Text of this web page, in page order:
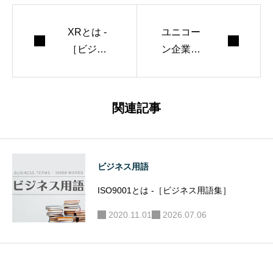
XRとは -
［ビジネ
ユニコー
ン企業と
関連記事
ビジネス用語
ISO9001とは -［ビジネス用語集］
2020.11.01 2026.07.06